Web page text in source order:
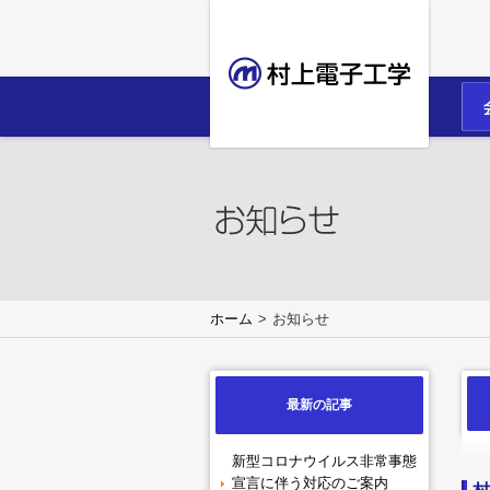
ホーム お知らせ
最新の記事
新型コロナウイルス非常事態
宣言に伴う対応のご案内